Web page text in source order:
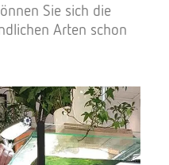
Sie sich die
Arten schon